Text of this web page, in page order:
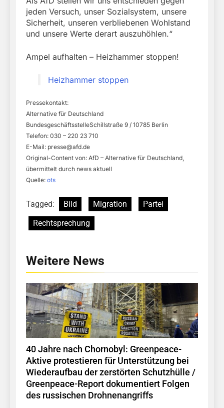
jeden Versuch, unser Sozialsystem, unsere
Sicherheit, unseren verbliebenen Wohlstand
und unsere Werte derart auszuhöhlen.“
Ampel aufhalten – Heizhammer stoppen!
Heizhammer stoppen
Pressekontakt:
Alternative für Deutschland
BundesgeschäftsstelleSchillstraße 9 / 10785 Berlin
Telefon: 030 – 220 23 710
E-Mail: presse@afd.de
Original-Content von: AfD – Alternative für Deutschland,
übermittelt durch news aktuell
Quelle: ots
Tagged: Bild Migration
Partei
Rechtsprechung
Weitere News
40 Jahre nach Chornobyl: Greenpeace-
Aktive protestieren für Unterstützung bei
Wiederaufbau der zerstörten Schutzhülle /
Greenpeace-Report dokumentiert Folgen
des russischen Drohnenangriffs